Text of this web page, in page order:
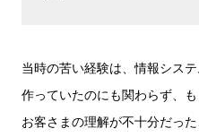
当時の苦い経験は、情報シス
作っていたのにも関わらず、
お客さまの理解が不十分だっ